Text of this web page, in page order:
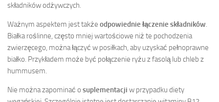
składników odżywczych.
Ważnym aspektem jest także odpowiednie łączenie składników.
Białka roślinne, często mniej wartościowe niż te pochodzenia
zwierzęcego, można łączyć w posiłkach, aby uzyskać pełnoprawne
białko. Przykładem może być połączenie ryżu z fasolą lub chleb z
hummusem.
Nie można zapominać o suplementacji w przypadku diety